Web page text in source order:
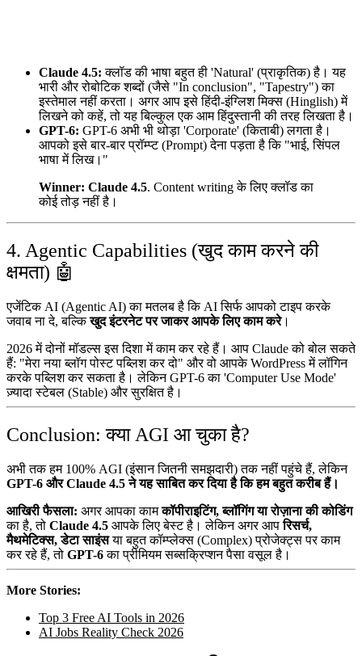
Claude 4.5: क्लॉड की भाषा बहुत ही 'Natural' (प्राकृतिक) है। यह
भारी और रोबोटिक शब्दों (जैसे "In conclusion", "Tapestry") का
इस्तेमाल नहीं करता। अगर आप इसे हिंदी-इंग्लिश मिक्स (Hinglish) में
लिखने को कहें, तो यह बिल्कुल एक आम हिंदुस्तानी की तरह लिखता है।
GPT-6: GPT-6 अभी भी थोड़ा 'Corporate' (किताबी) लगता है।
आपको इसे बार-बार प्रॉम्प्ट (Prompt) देना पड़ता है कि "भाई, सिंपल
भाषा में लिख।"
Winner: Claude 4.5. Content writing के लिए क्लॉड का
कोई तोड़ नहीं है।
4. Agentic Capabilities (खुद काम करने की
क्षमता) 🤖
एजेंटिक AI (Agentic AI) का मतलब है कि AI सिर्फ आपको टाइप करके
जवाब ना दे, बल्किखुद इंटरनेट पर जाकर आपके लिए काम करे।
2026 में दोनों मॉडल्स इस दिशा में काम कर रहे हैं। आप Claude को बोल सकते
हैं: "मेरा नया ब्लॉग पोस्ट पब्लिश कर दो" और वो आपके WordPress में लॉगिन
करके पब्लिश कर सकता है। लेकिन GPT-6 का 'Computer Use Mode'
ज़्यादा स्टेबल (Stable) और सुरक्षित है।
Conclusion: क्या AGI आ चुका है?
अभी तक हम 100% AGI (इंसान जितनी समझदारी) तक नहीं पहुंचे हैं, लेकिन
GPT-6 और Claude 4.5 ने यह साबित कर दिया है कि हम बहुत करीब हैं।
आखिरी फैसला: अगर आपका कामकॉपीराइटिंग, ब्लॉगिंग या रोज़ाना की कोडिंग
का है, तो Claude 4.5 आपके लिए बेस्ट है। लेकिन अगर आपरिसर्च,
मैथमेटिक्स, डेटा साइंसया बहुत कॉम्प्लेक्स (Complex) प्रोजेक्ट्स पर काम
कर रहे हैं, तो GPT-6का प्रीमियम सब्सक्रिप्शन पैसा वसूल है।
More Stories:
Top 3 Free AI Tools in 2026
AI Jobs Reality Check 2026